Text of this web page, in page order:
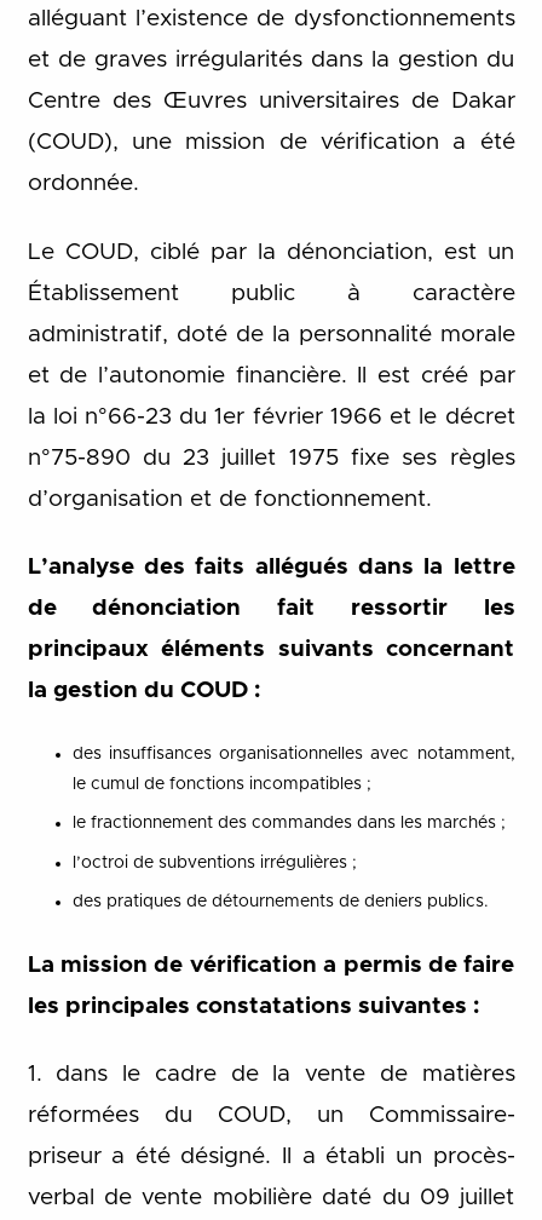
alléguant l’existence de dysfonctionnements
et de graves irrégularités dans la gestion du
Centre des Œuvres universitaires de Dakar
(COUD), une mission de vérification a été
ordonnée.
Le COUD, ciblé par la dénonciation, est un
Établissement public à caractère
administratif, doté de la personnalité morale
et de l’autonomie financière. Il est créé par
la loi n°66-23 du 1er février 1966 et le décret
n°75-890 du 23 juillet 1975 fixe ses règles
d’organisation et de fonctionnement.
L’analyse des faits allégués dans la lettre
de dénonciation fait ressortir les
principaux éléments suivants concernant
la gestion du COUD :
des insuffisances organisationnelles avec notamment,
le cumul de fonctions incompatibles ;
le fractionnement des commandes dans les marchés ;
l’octroi de subventions irrégulières ;
des pratiques de détournements de deniers publics.
La mission de vérification a permis de faire
les principales constatations suivantes :
1. dans le cadre de la vente de matières
réformées du COUD, un Commissaire-
priseur a été désigné. Il a établi un procès-
verbal de vente mobilière daté du 09 juillet